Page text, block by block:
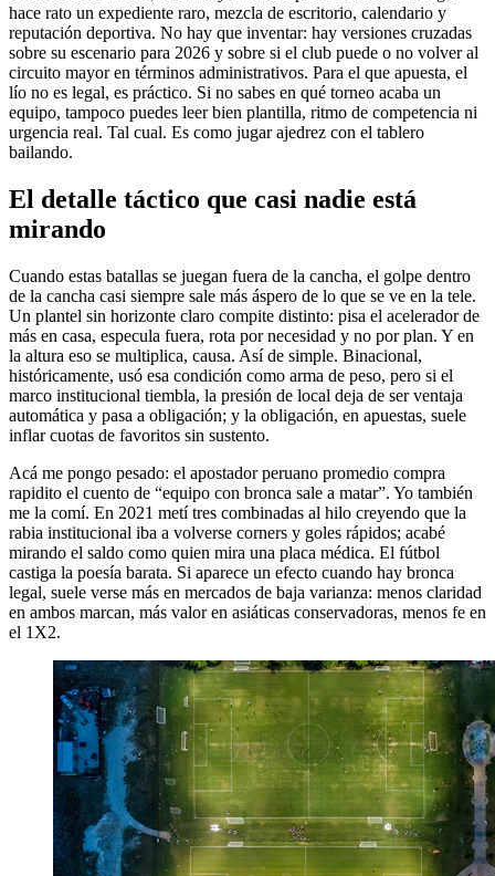
hace rato un expediente raro, mezcla de escritorio, calendario y
reputación deportiva. No hay que inventar: hay versiones cruzadas
sobre su escenario para 2026 y sobre si el club puede o no volver al
circuito mayor en términos administrativos. Para el que apuesta, el
lío no es legal, es práctico. Si no sabes en qué torneo acaba un
equipo, tampoco puedes leer bien plantilla, ritmo de competencia ni
urgencia real. Tal cual. Es como jugar ajedrez con el tablero
bailando.
El detalle táctico que casi nadie está
mirando
Cuando estas batallas se juegan fuera de la cancha, el golpe dentro
de la cancha casi siempre sale más áspero de lo que se ve en la tele.
Un plantel sin horizonte claro compite distinto: pisa el acelerador de
más en casa, especula fuera, rota por necesidad y no por plan. Y en
la altura eso se multiplica, causa. Así de simple. Binacional,
históricamente, usó esa condición como arma de peso, pero si el
marco institucional tiembla, la presión de local deja de ser ventaja
automática y pasa a obligación; y la obligación, en apuestas, suele
inflar cuotas de favoritos sin sustento.
Acá me pongo pesado: el apostador peruano promedio compra
rapidito el cuento de “equipo con bronca sale a matar”. Yo también
me la comí. En 2021 metí tres combinadas al hilo creyendo que la
rabia institucional iba a volverse corners y goles rápidos; acabé
mirando el saldo como quien mira una placa médica. El fútbol
castiga la poesía barata. Si aparece un efecto cuando hay bronca
legal, suele verse más en mercados de baja varianza: menos claridad
en ambos marcan, más valor en asiáticas conservadoras, menos fe en
el 1X2.